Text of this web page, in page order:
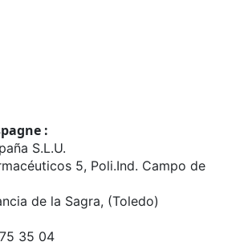
:
S.L.U.
5, Poli.Ind. Campo de
de la Sagra, (Toledo)
35 04